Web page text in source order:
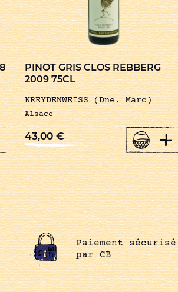
PINOT GRIS CLOS REBBERG
2009 75CL
KREYDENWEISS (Dne. Marc)
Alsace
43,00€ +
Paiement sécurisé
par CB